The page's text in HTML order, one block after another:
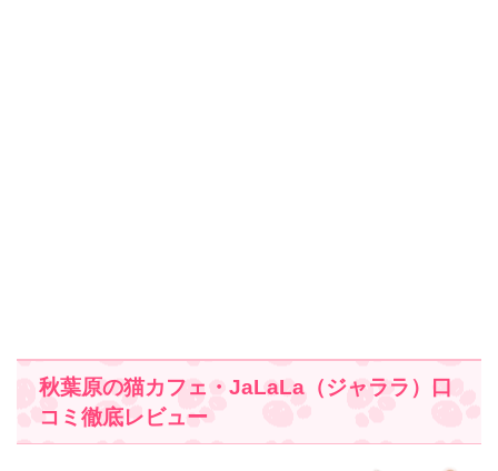
秋葉原の猫カフェ・JaLaLa（ジャララ）口
コミ徹底レビュー